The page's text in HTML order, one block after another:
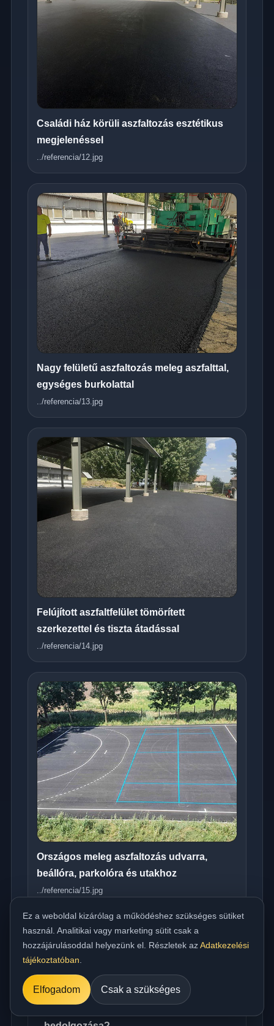
Családi ház körüli aszfaltozás esztétikus
megjelenéssel
../referencia/12.jpg
Nagy felületű aszfaltozás meleg aszfalttal,
egységes burkolattal
../referencia/13.jpg
Felújított aszfaltfelület tömörített
szerkezettel és tiszta átadással
../referencia/14.jpg
Országos meleg aszfaltozás udvarra,
beállóra, parkolóra és utakhoz
../referencia/15.jpg
Műszaki FAQ
Ez a weboldal kizárólag a működéshez szükséges sütiket
használ. Analitikai vagy marketing sütit csak a
hozzájárulásoddal helyezünk el. Részletek azAdatkezelési
tájékoztatóban
Elfogadom Csak a szükséges